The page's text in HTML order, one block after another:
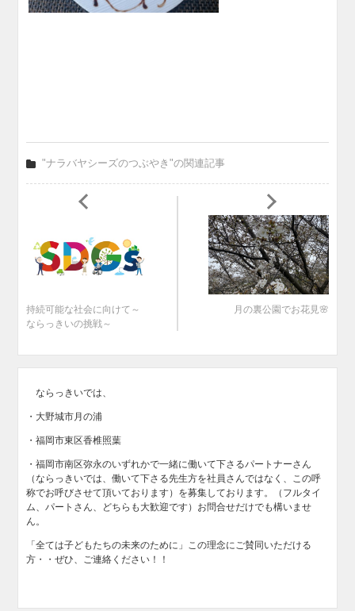
"ナラバヤシーズのつぶやき"の関連記事
持続可能な社会に向けて～
ならっきいの挑戦～
月の裏公園でお花見🌸
ならっきいでは、
・大野城市月の浦
・福岡市東区香椎照葉
・福岡市南区弥永のいずれかで一緒に働いて下さるパートナーさん
（ならっきいでは、働いて下さる先生方を社員さんではなく、この呼
称でお呼びさせて頂いております）を募集しております。（フルタイ
ム、パートさん、どちらも大歓迎です）お問合せだけでも構いませ
ん。
「全ては子どもたちの未来のために」この理念にご賛同いただける
方・・ぜひ、ご連絡ください！！